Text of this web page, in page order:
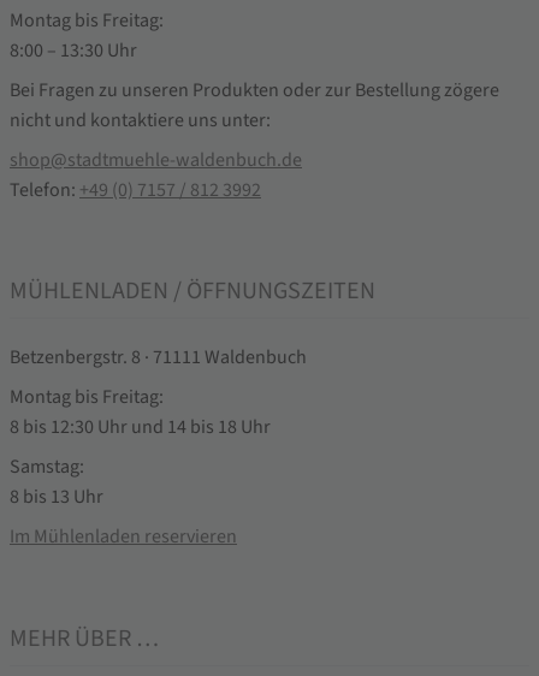
Montag bis Freitag:
8:00 – 13:30 Uhr
Bei Fragen zu unseren Produkten oder zur Bestellung zögere
nicht und kontaktiere uns unter:
shop@stadtmuehle-waldenbuch.de
Telefon: +49 (0) 7157 / 812 3992
MÜHLENLADEN / ÖFFNUNGSZEITEN
Betzenbergstr. 8 · 71111 Waldenbuch
Montag bis Freitag:
8 bis 12:30 Uhr und 14 bis 18 Uhr
Samstag:
8 bis 13 Uhr
Im Mühlenladen reservieren
MEHR ÜBER …